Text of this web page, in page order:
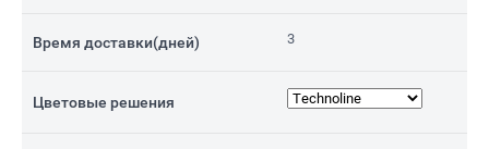
Время доставки(дней) 3
Цветовые решения